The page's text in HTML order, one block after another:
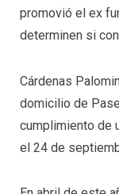
promovió el ex
determinen si
Cárdenas
domicilio de
cumplimiento de
el 24 de